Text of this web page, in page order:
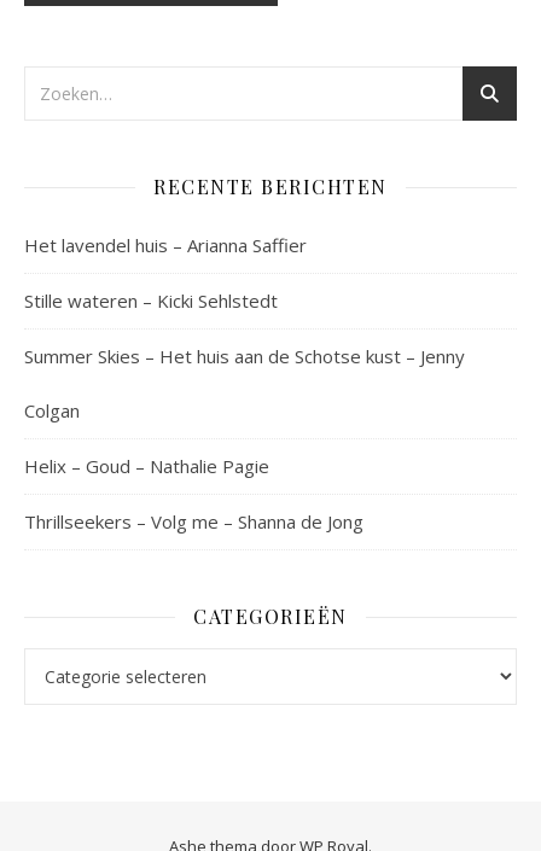
RECENTE BERICHTEN
Het lavendel huis – Arianna Saffier
Stille wateren – Kicki Sehlstedt
Summer Skies – Het huis aan de Schotse kust – Jenny
Colgan
Helix – Goud – Nathalie Pagie
Thrillseekers – Volg me – Shanna de Jong
CATEGORIEËN
Ashe thema doorWP Royal.